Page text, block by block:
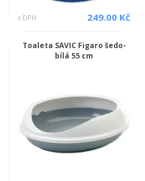
s DPH 249.00 Kč
Toaleta SAVIC Figaro šedo-
bílá 55 cm